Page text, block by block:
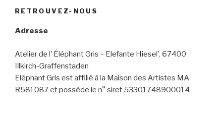
RETROUVEZ-NOUS
Adresse
Atelier de l’ Éléphant Gris – Elefante Hiesel’, 67400
Illkirch-Graffenstaden
Eléphant Gris est affilié à la Maison des Artistes MA
R581087 et possède le n° siret 53301748900014